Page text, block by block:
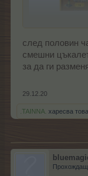
след половин
смешни
за да ги
29.12.20
.TAINNA. харесва това.
Прохождащ